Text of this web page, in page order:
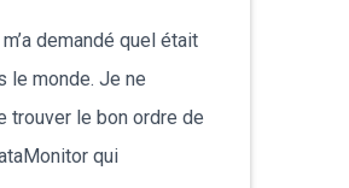
demandé quel était
le monde. Je ne
trouver le bon ordre de
qui